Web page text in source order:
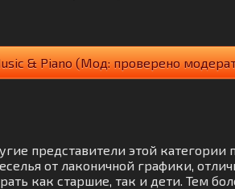
& Piano (Мод: проверено
представители этой
от лаконичной графики,
как старшие, так и дети. Тем